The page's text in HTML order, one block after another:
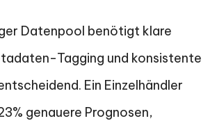
Datenpool benötigt klare
Tagging und konsistente
Ein Einzelhändler
genauere Prognosen,